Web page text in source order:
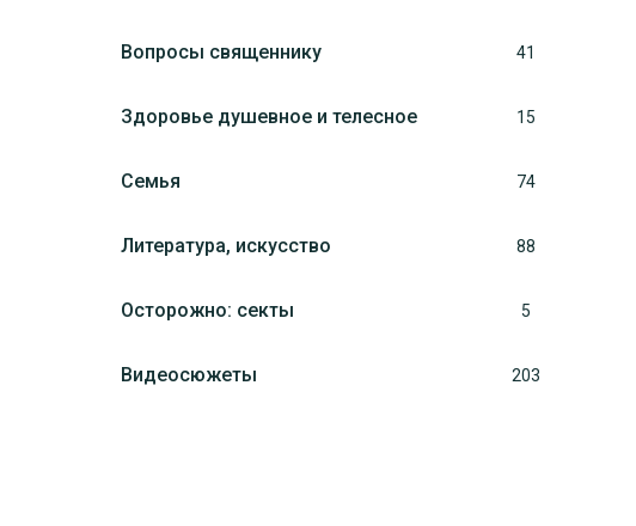
Вопросы священнику 41
Здоровье душевное и телесное 15
Семья 74
Литература, искуcство 88
Осторожно: секты 5
Видеосюжеты 203